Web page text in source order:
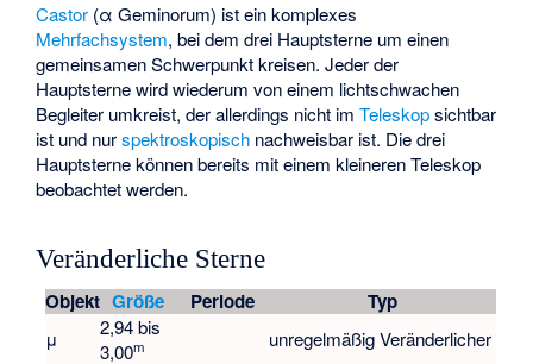
Castor (α Geminorum) ist ein komplexes
Mehrfachsystem, bei dem drei Hauptsterne um einen
gemeinsamen Schwerpunkt kreisen. Jeder der
Hauptsterne wird wiederum von einem lichtschwachen
Begleiter umkreist, der allerdings nicht imTeleskopsichtbar
ist und nurspektroskopisch nachweisbar ist. Die drei
Hauptsterne können bereits mit einem kleineren Teleskop
beobachtet werden.
Veränderliche Sterne
Objekt Größe Periode Typ
μ
2,94 bis
3,00m
unregelmäßig Veränderlicher